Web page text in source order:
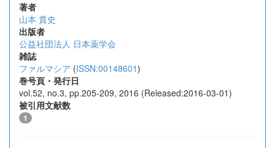
著者
山本 貴史
出版者
公益社団法人 日本薬学会
雑誌
ファルマシア (ISSN:00148601)
巻号頁・発行日
vol.52, no.3, pp.205-209, 2016 (Released:2016-03-01)
被引用文献数
1